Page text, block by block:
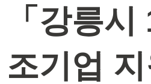
「강릉
조기업